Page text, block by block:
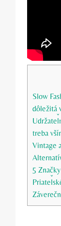
Slow
dôležitá
treba
Vintage
5